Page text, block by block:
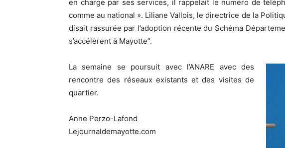
en charge par ses services, il rappelait le numéro de
comme au national ». Liliane Vallois, le directrice de la
disait rassurée par l’adoption récente du Schéma
s’accélèrent à Mayotte”.
La semaine se poursuit avec l’ANARE avec des
rencontre des réseaux existants et des visites de
quartier.
Anne Perzo-Lafond
Lejournaldemayotte.com